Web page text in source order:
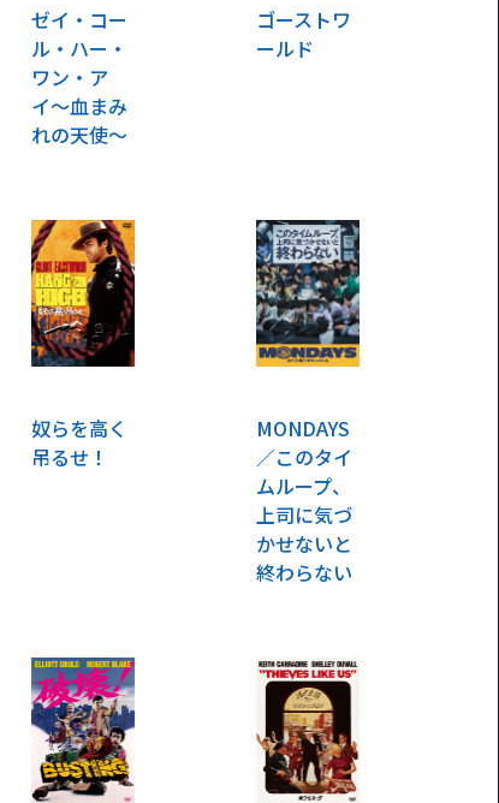
ゼイ・コー
ル・ハー・
ワン・ア
イ〜血まみ
れの天使〜
ゴーストワ
ールド
奴らを高く
吊るせ！
MONDAYS
／このタイ
ムループ、
上司に気づ
かせないと
終わらない